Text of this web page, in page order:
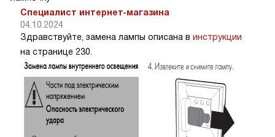
Специалист интернет-магазина
04.10.2024
Здравствуйте, замена лампы описана в инструкции
на странице 230.